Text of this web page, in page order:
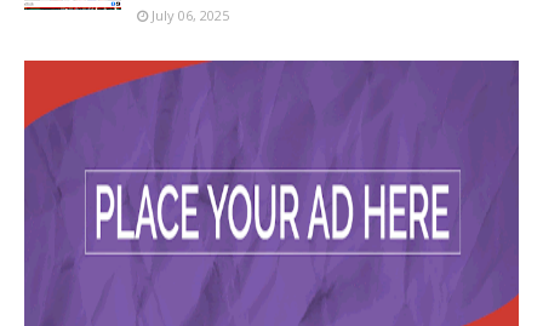
July 06, 2025